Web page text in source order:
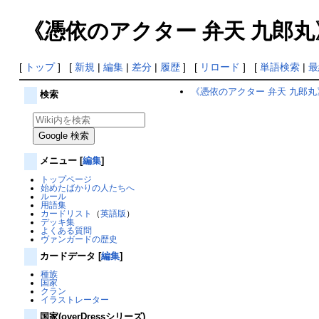
《憑依のアクター 弁天 九郎丸
[ トップ] [ 新規 | 編集| 差分| 履歴] [ リロード ] [ 単語検索|
検索
メニュー [編集]
トップページ
始めたばかりの人たちへ
ルール
用語集
カードリスト
（英語版 ）
デッキ集
よくある質問
ヴァンガードの歴史
カードデータ [編集]
種族
国家
クラン
イラストレーター
国家(overDressシリーズ)
《憑依のアクター 弁天 九郎丸